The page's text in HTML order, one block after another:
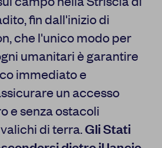
fin dall'inizio di
che l'unico modo per
umanitari è garantire
immediato e
un accesso
e senza ostacoli
di terra.Gli Stati